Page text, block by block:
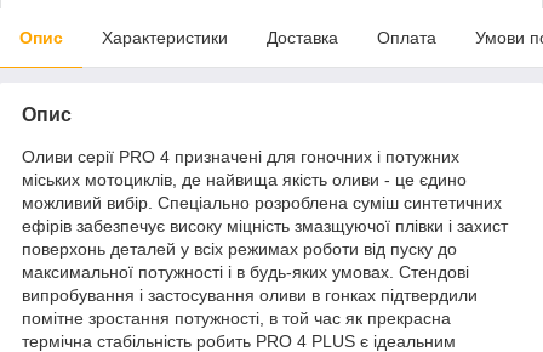
Опис Характеристики Доставка Оплата Умови
Опис
Оливи серії PRO 4 призначені для гоночних і потужних
міських мотоциклів, де найвища якість оливи - це єдино
можливий вибір. Спеціально розроблена суміш синтетичних
ефірів забезпечує високу міцність змазщуючої плівки і захист
поверхонь деталей у всіх режимах роботи від пуску до
максимальної потужності і в будь-яких умовах. Стендові
випробування і застосування оливи в гонках підтвердили
помітне зростання потужності, в той час як прекрасна
термічна стабільність робить PRO 4 PLUS є ідеальним